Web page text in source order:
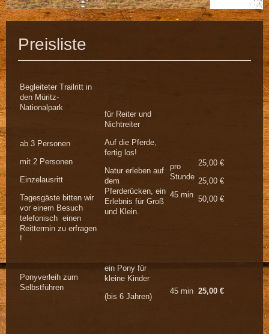
Preisliste
Begleiteter Trailritt in
den Müritz-
Nationalpark
ab 3 Personen
mit 2 Personen
Einzelausritt
Tagesgäste bitten wir
vor einem Besuch
telefonisch einen
Reittermin zu erfragen
!
für Reiter und
Nichtreiter
Auf die Pferde,
fertig los!
Natur erleben auf
dem
Pferderücken, ein
Erlebnis für Groß
und Klein.
pro
Stunde
45 min
25,00 €
25,00 €
50,00 €
Ponyverleih zum
Selbstführen
ein Pony für
kleine Kinder
(bis 6 Jahren)
45 min 25,00 €